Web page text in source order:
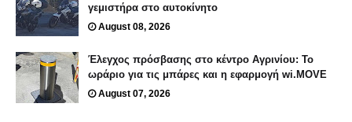
γεμιστήρα στο αυτοκίνητο
August 08, 2026
Έλεγχος πρόσβασης στο κέντρο Αγρινίου: Το
ωράριο για τις μπάρες και η εφαρμογή wi.MOVE
August 07, 2026